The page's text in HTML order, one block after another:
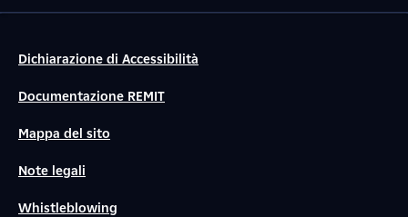
Dichiarazione di Accessibilità
Documentazione REMIT
Mappa del sito
Note legali
Whistleblowing